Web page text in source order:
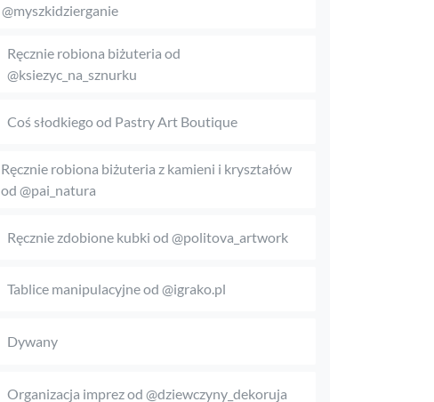
@myszkidzierganie
Ręcznie robiona biżuteria od
@ksiezyc_na_sznurku
Coś słodkiego od Pastry Art Boutique
Ręcznie robiona biżuteria z kamieni i kryształów
od @pai_natura
Ręcznie zdobione kubki od @politova_artwork
Tablice manipulacyjne od @igrako.pl
Dywany
Organizacja imprez od @dziewczyny_dekoruja